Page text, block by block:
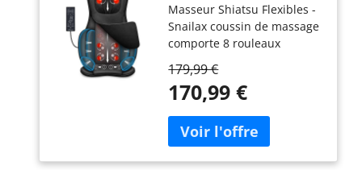
Rouleaux et 3
Vibration Réglable,
Fauteuil Massant
Nuque/Lombaire avec
Fonction Chauffage -
Cadeau Homme
Femme Noël
Masseur Shiatsu Flexibles -
Snailax coussin de massage
comporte 8 rouleaux
pour mieux s'adapter aux
courbes du dos et du corps,
relaxant des tissus
profonds de tout le dos. La
chaleur infrarouge en
179,99 €
170,99 €